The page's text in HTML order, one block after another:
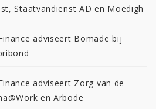
Staatvandienst AD en Moedigh
adviseert Bomade bij
adviseert Zorg van de
en Arbode